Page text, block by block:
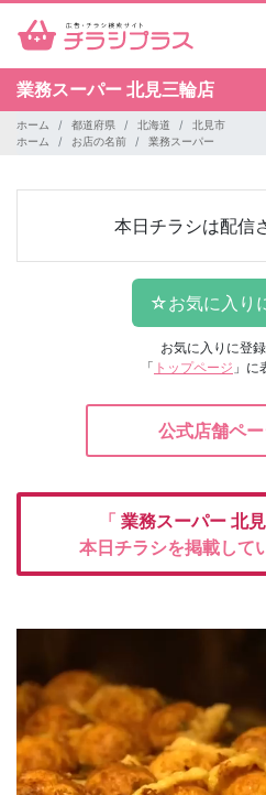
業務スーパー 北見三輪店
ホーム 都道府県 北海道
北見市
ホーム
お店の名前 業務スーパー
本日チラシは配信
お気に入りに登
「 トップページ 」に
公式店舗ペー
「 業務スーパー 北
本日チラシを掲載して